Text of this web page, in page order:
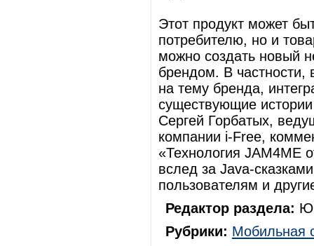
Этот продукт может
потребителю, но и
можно создать новый
брендом. В частности,
на тему бренда,
существующие
Сергей Горбатых,
компании i-Free,
«Технология JAM4ME
вслед за Java-
пользователям и
Редактор раздела:
Рубрики: Мобильная